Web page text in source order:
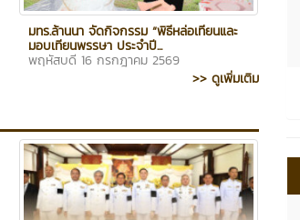
มทร.ล้านนา จัดกิจกรรม “พิธีหล่อเทียนและ
มอบเทียนพรรษา ประจำปี...
พฤหัสบดี 16 กรกฎาคม 2569
>> ดูเพิ่มเติม